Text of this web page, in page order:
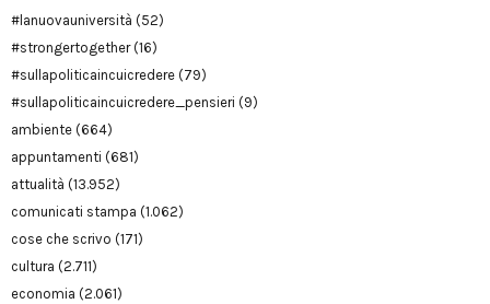
#lanuovauniversità (52)
#strongertogether(16)
#sullapoliticaincuicredere (79)
#sullapoliticaincuicredere_pensieri (9)
ambiente (664)
appuntamenti (681)
attualità (13.952)
comunicati stampa (1.062)
cose che scrivo (171)
cultura (2.711)
economia (2.061)